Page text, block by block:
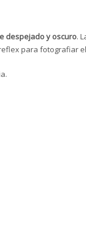
despejado y oscuro.
para fotografiar